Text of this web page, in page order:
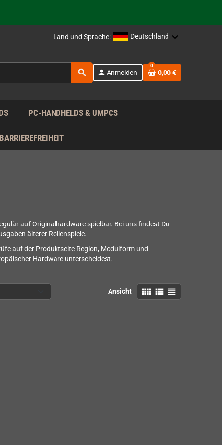
Land und Sprache: Deutschland
search person Anmelden
0
0,00 €
PC-HANDHELDS & UMPCS
auf Originalhardware spielbar. Bei uns findest Du
älterer Rollenspiele.
auf der Produktseite Region, Modulform und
Hardware unterscheidest.
Ansicht view_comfy view_list view_headline